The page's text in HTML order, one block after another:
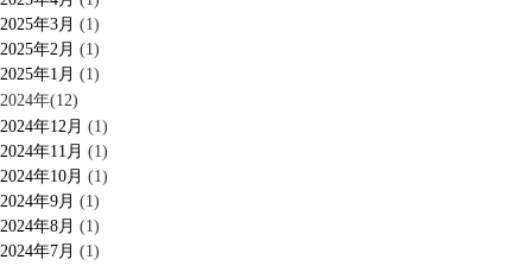
2025年3月 (1)
2025年2月 (1)
2025年1月 (1)
2024年(12)
2024年12月 (1)
2024年11月 (1)
2024年10月 (1)
2024年9月 (1)
2024年8月 (1)
2024年7月 (1)